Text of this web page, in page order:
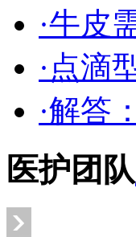
·牛皮
·点滴
·解答
医护团队